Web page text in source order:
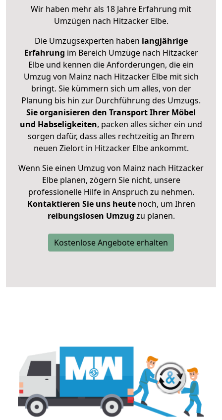
Wir haben mehr als 18 Jahre Erfahrung mit
Umzügen nach Hitzacker Elbe.
Die Umzugsexperten haben langjährige
Erfahrung im Bereich Umzüge nach Hitzacker
Elbe und kennen die Anforderungen, die ein
Umzug von Mainz nach Hitzacker Elbe mit sich
bringt. Sie kümmern sich um alles, von der
Planung bis hin zur Durchführung des Umzugs.
Sie organisieren den Transport Ihrer Möbel
und Habseligkeiten, packen alles sicher ein und
sorgen dafür, dass alles rechtzeitig an Ihrem
neuen Zielort in Hitzacker Elbe ankommt.
Wenn Sie einen Umzug von Mainz nach Hitzacker
Elbe planen, zögern Sie nicht, unsere
professionelle Hilfe in Anspruch zu nehmen.
Kontaktieren Sie uns heutenoch, um Ihren
reibungslosen Umzug zu planen.
Kostenlose Angebote erhalten